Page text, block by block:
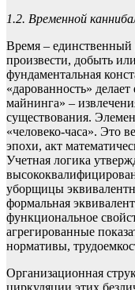
1.2. Временной
Время – единственный
произвести, добыть
фундаментальная
«дарованность»
майнинга» –
существования.
«человеко-часа». Это
эпохи, акт
Учетная логика
уборщицы
формальная
функциональное
агрегированные
нормативы,
Организационная